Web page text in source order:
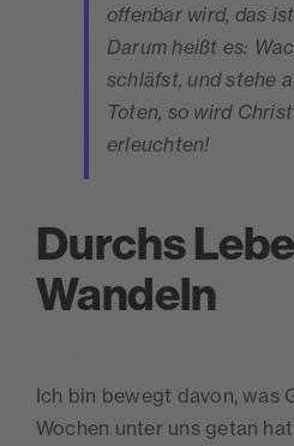
offenbar wird, das
Darum heißt es:
schläfst, und stehe
Toten, so wird
erleuchten!
Durchs
Wandeln
Ich bin bewegt davon, was
Wochen unter uns getan